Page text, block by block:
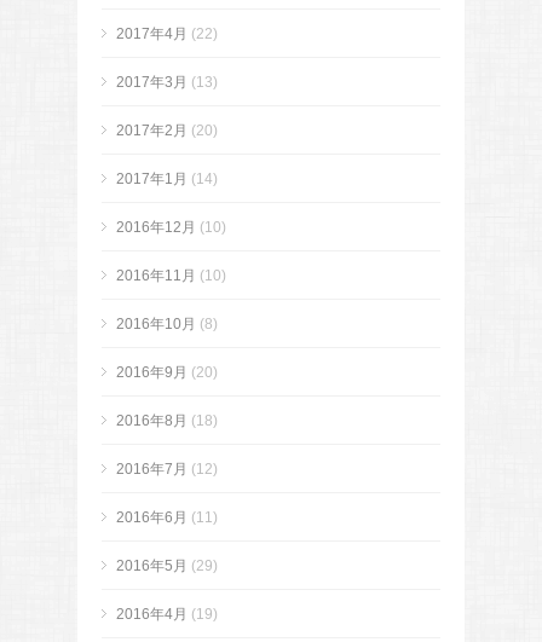
2017年4月 (22)
2017年3月 (13)
2017年2月 (20)
2017年1月 (14)
2016年12月 (10)
2016年11月 (10)
2016年10月 (8)
2016年9月 (20)
2016年8月 (18)
2016年7月 (12)
2016年6月 (11)
2016年5月 (29)
2016年4月 (19)